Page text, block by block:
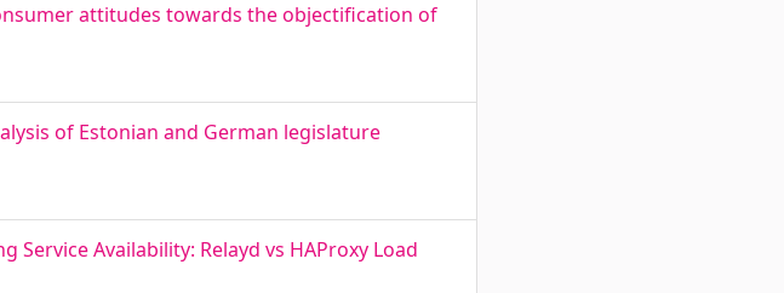
attitudes towards the objectification of
of Estonian and German legislature
Availability: Relayd vs HAProxy Load